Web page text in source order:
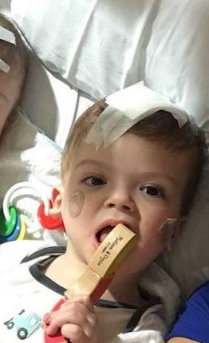
Mon enfant est-il trop
sensible ou simplement
très empathique ?
Bébés, jeunes enfants :
quelle trousse à
pharmacie pour les
vacances ?
Syndrome métabolique :
quels sont les meilleurs
exercices physiques ?